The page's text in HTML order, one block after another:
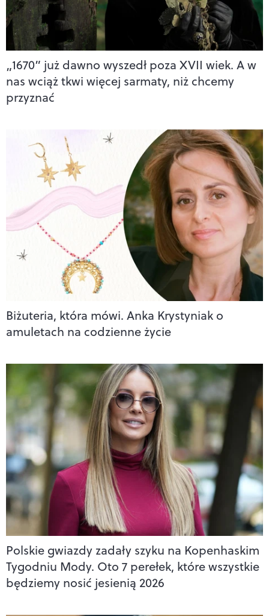
„1670” już dawno wyszedł poza XVII wiek. A w
nas wciąż tkwi więcej sarmaty, niż chcemy
przyznać
Biżuteria, która mówi. Anka Krystyniak o
amuletach na codzienne życie
Polskie gwiazdy zadały szyku na Kopenhaskim
Tygodniu Mody. Oto 7 perełek, które wszystkie
będziemy nosić jesienią 2026